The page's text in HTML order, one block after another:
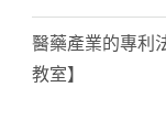
醫藥產業的專利
教室】